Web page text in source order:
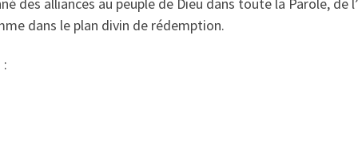
dans le plan divin de rédemption.